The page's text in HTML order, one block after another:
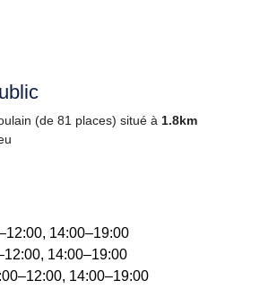
(de 81 places) situé à 1.8km
14:00–19:00
14:00–19:00
14:00–19:00